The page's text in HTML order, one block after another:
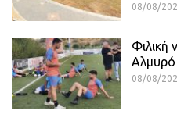
08/08/
Φιλική
Αλμυρό
08/08/